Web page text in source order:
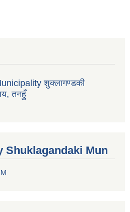
शुक्लागण्डकी
तनहुँ
Shuklagandaki Mun